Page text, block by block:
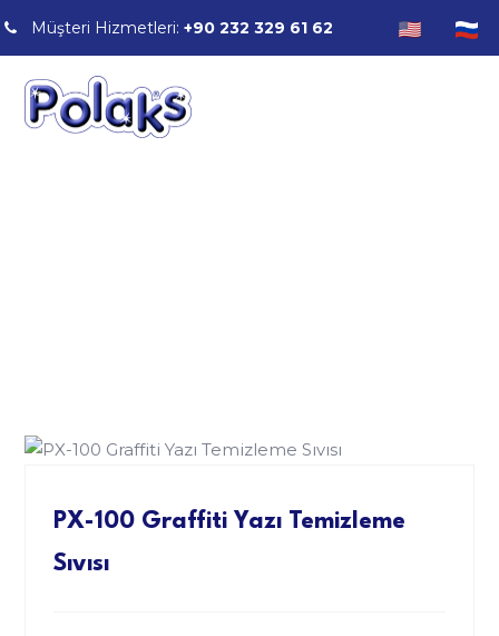
Müşteri Hizmetleri: +90 232 329 61 62
PX-100 Graffiti Yazı Temizleme
Sıvısı